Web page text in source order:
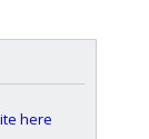
here